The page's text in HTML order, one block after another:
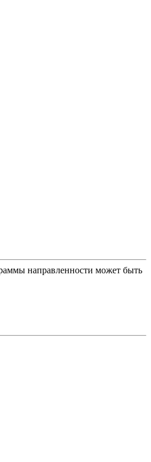
направленности может быть